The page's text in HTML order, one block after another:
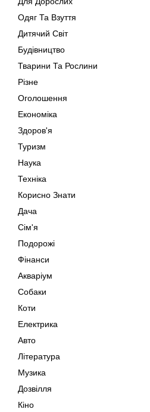
Одяг Та Взуття
Дитячий Світ
Будівництво
Тварини Та Рослини
Різне
Оголошення
Економіка
Здоров'я
Туризм
Наука
Техніка
Корисно Знати
Дача
Сім'я
Подорожі
Фінанси
Акваріум
Собаки
Коти
Електрика
Авто
Література
Музика
Дозвілля
Кіно